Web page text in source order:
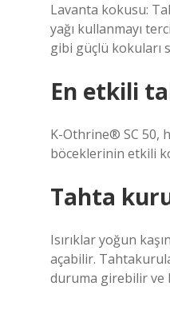
Lavanta kokusu:
yağı kullanmayı
gibi güçlü kokuları
En etkili
K-Othrine® SC 50,
böceklerinin etkili
Tahta
Isırıklar yoğun
açabilir.
duruma girebilir ve